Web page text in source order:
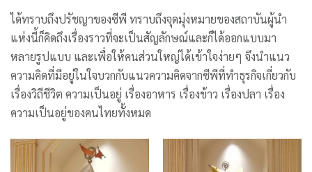
ได้ทราบถึงปรัชญาของซีพี ทราบถึงจุดมุ่งหมายของสถาบันผู้นำ
แห่งนี้ก็คิดถึงเรื่องราวที่จะเป็นสัญลักษณ์และก็ได้ออกแบบมา
หลายรูปแบบ และเพื่อให้คนส่วนใหญ่ได้เข้าใจง่ายๆ จึงนำแนว
ความคิดที่มีอยู่ในใจบวกกับแนวความคิดจากซีพีที่ทำธุรกิจเกี่ยวกับ
เรื่องวิถีชีวิต ความเป็นอยู่ เรื่องอาหาร เรื่องข้าว เรื่องปลา เรื่อง
ความเป็นอยู่ของคนไทยทั้งหมด